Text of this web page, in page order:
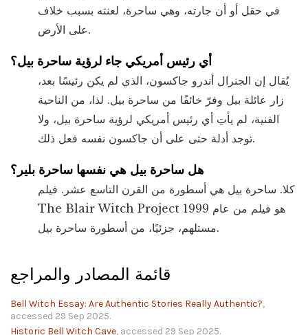
في حقل أو أن جارته، وهي ساحرة، لعنته بسبب خلاف
على الأرض.
أي رئيس أمريكي جاء لرؤية ساحرة بيل؟
يُقال إن الجنرال أندرو جاكسون، الذي لم يكن رئيسًا بعد،
زار عائلة بيل وفرّ خائفًا من ساحرة بيل. لذا، من الناحية
الفنية، لم يأتِ أي رئيس أمريكي لرؤية ساحرة بيل، ولا
توجد أدلة حتى على أن جاكسون نفسه فعل ذلك.
هل ساحرة بيل هي نفسها ساحرة بلير؟
كلا. ساحرة بيل هي أسطورة من القرن التاسع عشر. فيلم
The Blair Witch Project هو فيلم من عام 1999
مستلهم، جزئيًا، من أسطورة ساحرة بيل.
قائمة المصادر والمراجع
Bell Witch Essay: Are Authentic Stories Really Authentic?,
accessed 29 Sep 2025.
Historic Bell Witch Cave, accessed 29 Sep 2025.